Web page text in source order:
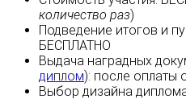
количество раз)
Подведение итогов и
БЕСПЛАТНО
Выдача наградных
диплом): после оплаты
Выбор дизайна